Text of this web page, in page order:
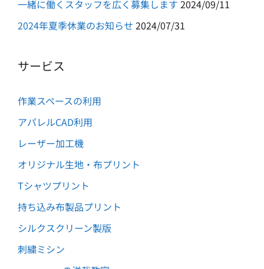
一緒に働くスタッフを広く募集します 2024/09/11
2024年夏季休業のお知らせ 2024/07/31
サービス
作業スペースの利用
アパレルCAD利用
レーザー加工機
オリジナル生地・布プリント
Tシャツプリント
持ち込み布製品プリント
シルクスクリーン製版
刺繍ミシン